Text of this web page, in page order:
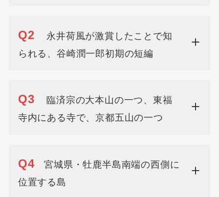
Q2
永井荷風が激賞したことで知
られる、谷崎潤一郎初期の短編
Q3
臨済宗の大本山の一つ、東福
寺内にある寺で、京都五山の一つ
Q4宮城県・牡鹿半島南端の西側に
位置する島